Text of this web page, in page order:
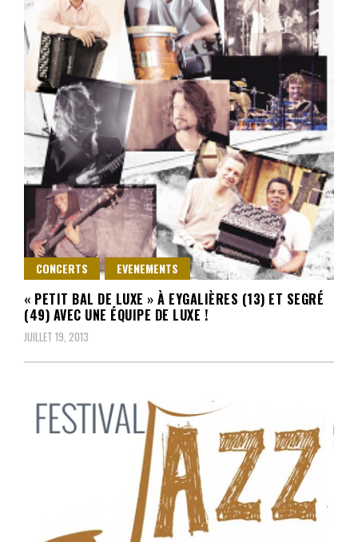
CONCERTS EVENEMENTS
« PETIT BAL DE LUXE » À EYGALIÈRES (13) ET SEGRÉ
(49) AVEC UNE ÉQUIPE DE LUXE !
JUILLET 19, 2013